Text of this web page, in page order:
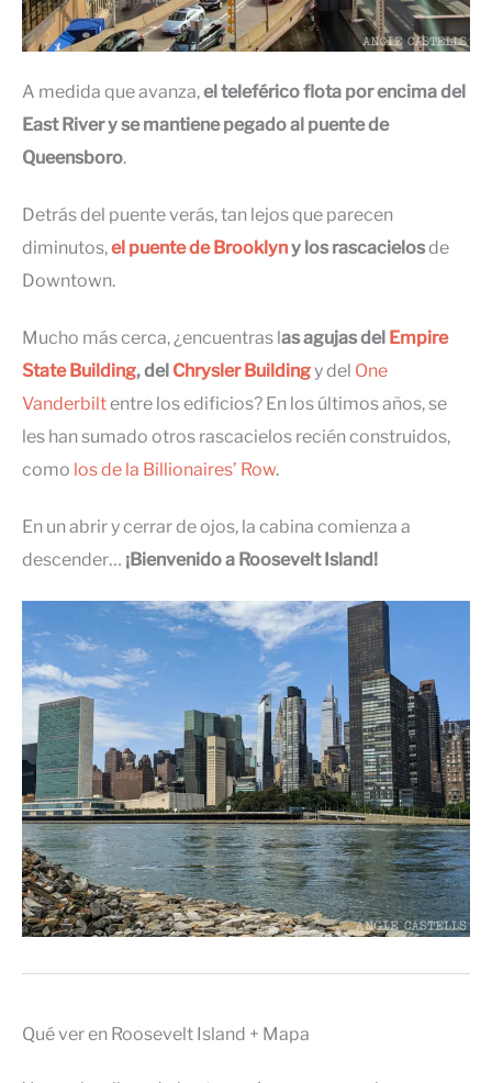
A medida que avanza,el teleférico flota por encima del
East River y se mantiene pegado al puente de
Queensboro.
Detrás del puente verás, tan lejos que parecen
diminutos,el puente de Brooklyny los rascacielosde
Downtown.
Mucho más cerca, ¿encuentras las agujas del Empire
State Building, del Chrysler Buildingy del One
Vanderbiltentre los edificios? En los últimos años, se
les han sumado otros rascacielos recién construidos,
como los de la Billionaires’ Row.
En un abrir y cerrar de ojos, la cabina comienza a
descender… ¡Bienvenido a Roosevelt Island!
Qué ver en Roosevelt Island + Mapa